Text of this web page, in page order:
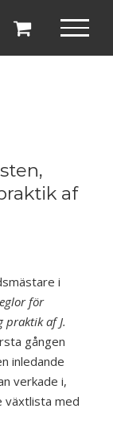
af
i
för
praktik af J.
gången
inledande
verkade i,
växtlista med